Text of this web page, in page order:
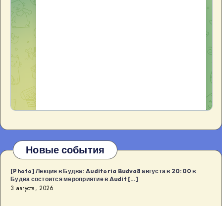
Новые события
[Photo] Лекция в Будва: Auditoria Budva8 августа в 20:00 в
Будва состоится мероприятие в Audit […]
3 августа, 2026